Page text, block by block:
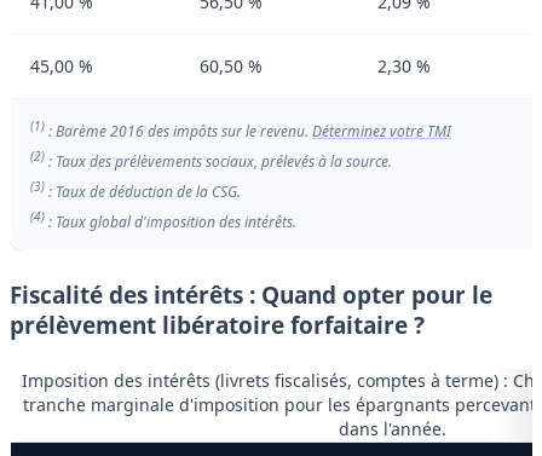
45,00 % 60,50 % 2,30 %
(1) : Barème 2016 des impôts sur le revenu. Déterminez votre TMI
(2) : Taux des prélèvements sociaux, prélevés à la source.
(3) : Taux de déduction de la CSG.
(4) : Taux global d'imposition des intérêts.
Fiscalité des intérêts : Quand opter pour le
prélèvement libératoire forfaitaire ?
Imposition des intérêts (livrets fiscalisés, comptes à terme) :
tranche marginale d'imposition pour les épargnants percevant
dans l'année.